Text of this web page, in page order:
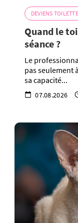
DEVIENS
Quand le
séance ?
Le
pas seulement
sa capacité...
07.08.2026